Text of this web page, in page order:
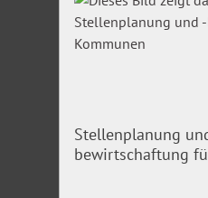
Stellenplanung
bewirtschaftung